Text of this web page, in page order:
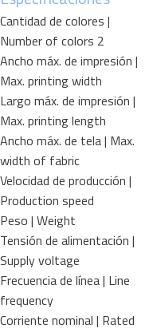
Cantidad de colores |
Number of colors 2
Ancho máx. de impresión |
Max. printing width
Largo máx. de impresión |
Max. printing length
Ancho máx. de tela | Max.
width of fabric
Velocidad de producción |
Production speed
Peso | Weight
Tensión de alimentación |
Supply voltage
Frecuencia de línea | Line
frequency
Corriente nominal | Rated